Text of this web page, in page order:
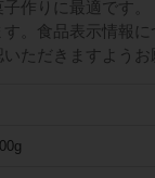
子作りに最適です
。食品表示情報
ただきますようお